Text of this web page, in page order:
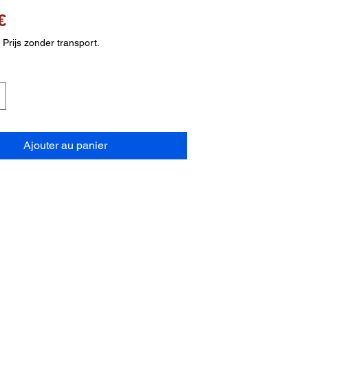
Prix
Prijs zonder transport.
Ajouter au panier